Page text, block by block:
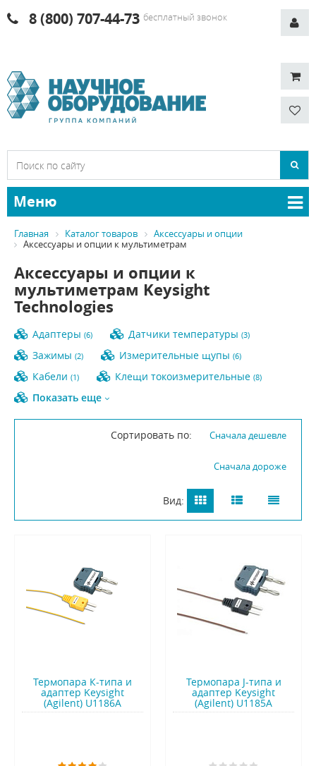
8 (800) 707-44-73 бесплатный звонок
Меню
Главная Каталог товаров
Аксессуары и опции
Аксессуары и опции к мультиметрам
Аксессуары и опции к
мультиметрам Keysight
Technologies
Адаптеры (6) Датчики температуры (3)
Зажимы (2) Измерительные щупы (6)
Кабели (1) Клещи токоизмерительные (8)
Показать еще
Сортировать по: Сначала дешевле
Сначала дороже
Вид:
Термопара К-типа и
адаптер Keysight
(Agilent) U1186A
Термопара J-типа и
адаптер Keysight
(Agilent) U1185A